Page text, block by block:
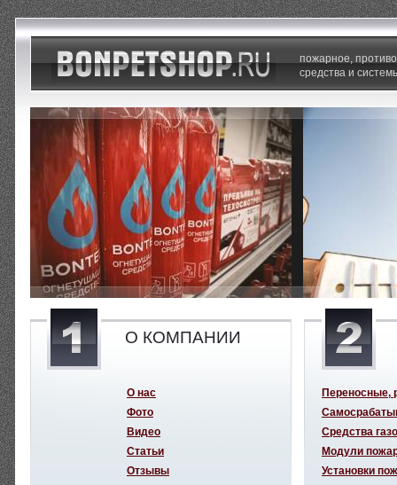
пожарное,
средства и
О КОМПАНИИ
О нас
Фото
Видео
Статьи
Отзывы
Переносные,
Средства
Модули
Установки